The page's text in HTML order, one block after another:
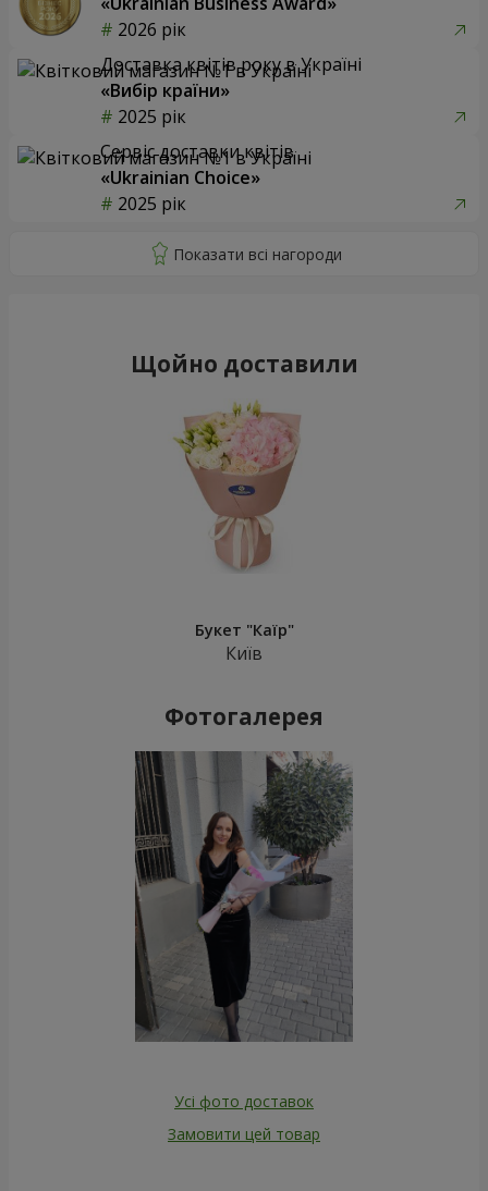
2026 рік
Доставка квітів року в Україні
«Вибір країни»
2025 рік
Сервіс доставки квітів
«Ukrainian Choice»
2025 рік
Щойно доставили
Букет "Каїр"
Київ
Фотогалерея
Усі фото доставок
Замовити цей товар